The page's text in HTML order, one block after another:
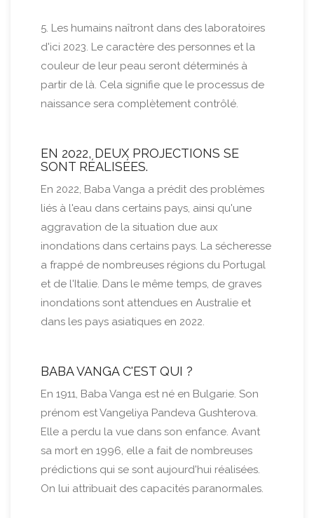
5. Les humains naîtront dans des laboratoires
d'ici 2023. Le caractère des personnes et la
couleur de leur peau seront déterminés à
partir de là. Cela signifie que le processus de
naissance sera complètement contrôlé.
EN 2022, DEUX PROJECTIONS SE
SONT RÉALISÉES.
En 2022, Baba Vanga a prédit des problèmes
liés à l'eau dans certains pays, ainsi qu'une
aggravation de la situation due aux
inondations dans certains pays. La sécheresse
a frappé de nombreuses régions du Portugal
et de l'Italie. Dans le même temps, de graves
inondations sont attendues en Australie et
dans les pays asiatiques en 2022.
BABA VANGA C'EST QUI ?
En 1911, Baba Vanga est né en Bulgarie. Son
prénom est Vangeliya Pandeva Gushterova.
Elle a perdu la vue dans son enfance. Avant
sa mort en 1996, elle a fait de nombreuses
prédictions qui se sont aujourd'hui réalisées.
On lui attribuait des capacités paranormales.